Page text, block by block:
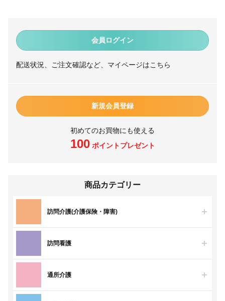
会員ログイン
配送状況、ご注文確認など、マイページはこちら
新規会員登録
初めてのお買物にも使える
100ポイントプレゼント
商品カテゴリー
訪問介護(介護保険・障害)
訪問看護
通所介護